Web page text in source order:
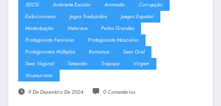
3DCG Ambiente Escolar Animado
Corrupção
Exibicionismo
Jogos Traduzidos
Juegos Español
Masturbação
Netorare
Peitos Grandes
Protagonista Feminina
Protagonista Masculino
Protagonistas Múltiplos
Romance
Sexo Oral
Sexo Vaginal
Tateando Trapaça
Virgem
Vouyeurismo
9 De Dezembro De 2024 0 Comentários